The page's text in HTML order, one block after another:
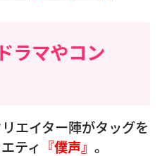
ラマやコン
エイター陣がタッグを
ティ 『僕声』 。